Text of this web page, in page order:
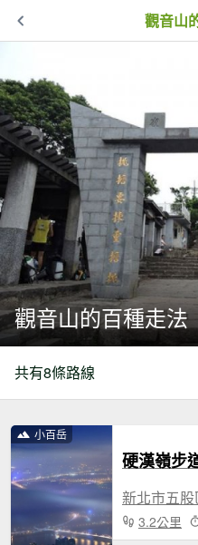
觀音山
觀音山的百種走法
共有8條路線
小百岳
硬漢嶺步
新北市五
3.2公里